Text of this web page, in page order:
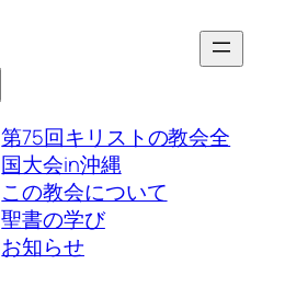
第75回キリストの教会全
国大会in沖縄
この教会について
聖書の学び
お知らせ